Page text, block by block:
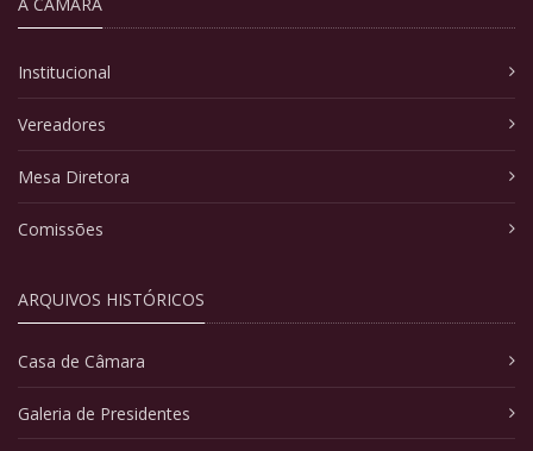
Institucional
Vereadores
Mesa Diretora
Comissões
ARQUIVOS HISTÓRICOS
Casa de Câmara
Galeria de Presidentes